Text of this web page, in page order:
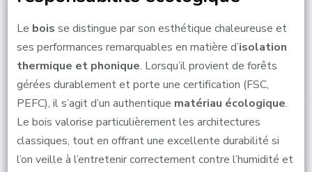
Le bois se distingue par son esthétique chaleureuse et
ses performances remarquables en matière d’isolation
thermique et phonique. Lorsqu’il provient de forêts
gérées durablement et porte une certification (FSC,
PEFC), il s’agit d’un authentique matériau écologique.
Le bois valorise particulièrement les architectures
classiques, tout en offrant une excellente durabilité si
l’on veille à l’entretenir correctement contre l’humidité et